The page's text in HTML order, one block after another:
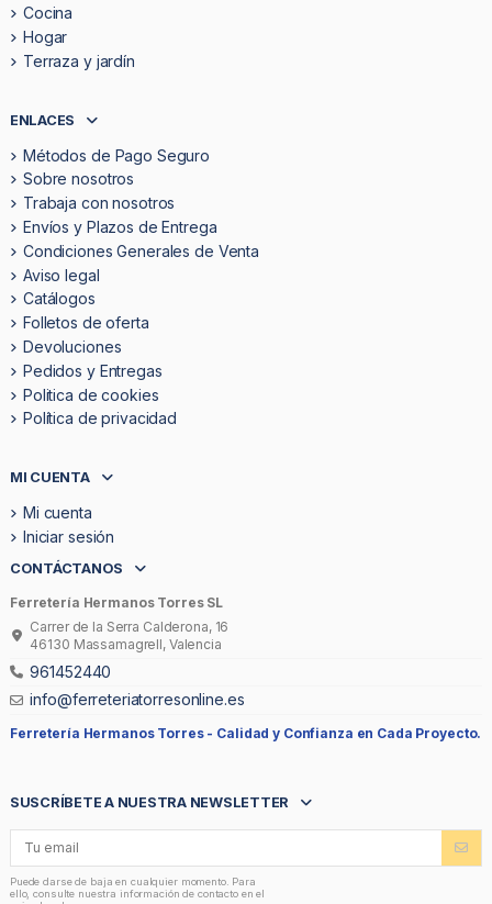
Cocina
Hogar
Terraza y jardín
ENLACES
Métodos de Pago Seguro
Sobre nosotros
Trabaja con nosotros
Envíos y Plazos de Entrega
Condiciones Generales de Venta
Aviso legal
Catálogos
Folletos de oferta
Devoluciones
Pedidos y Entregas
Politica de cookies
Política de privacidad
MI CUENTA
Mi cuenta
Iniciar sesión
CONTÁCTANOS
Ferretería Hermanos Torres SL
Carrer de la Serra Calderona, 16
46130 Massamagrell, Valencia
961452440
info@ferreteriatorresonline.es
Ferretería Hermanos Torres - Calidad y Confianza en Cada Proyecto.
SUSCRÍBETE A NUESTRA NEWSLETTER
Puede darse de baja en cualquier momento. Para
ello, consulte nuestra información de contacto en el